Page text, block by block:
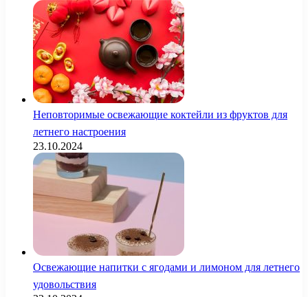
Неповторимые освежающие коктейли из фруктов для
летнего настроения
23.10.2024
Освежающие напитки с ягодами и лимоном для летнего
удовольствия